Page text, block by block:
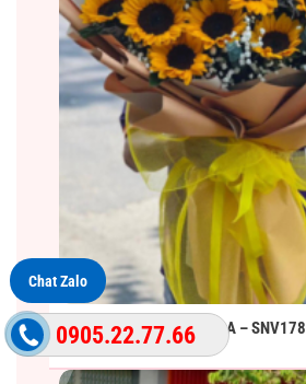
BÓ HOA – SNV178
Chat Zalo
0905.22.77.66